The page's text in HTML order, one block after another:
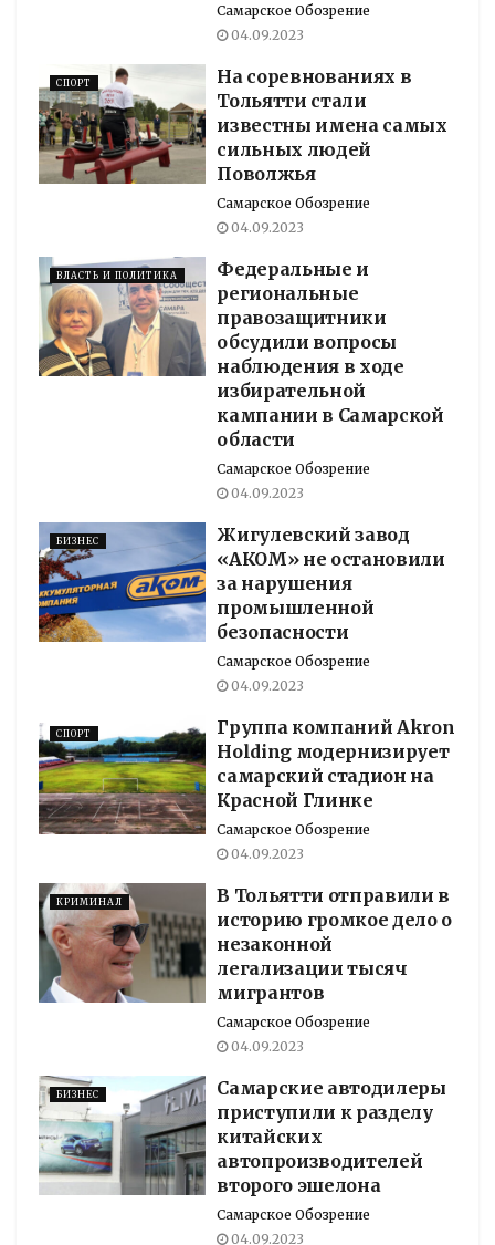
Самарское Обозрение
04.09.2023
СПОРТ
На соревнованиях в
Тольятти стали
известны имена самых
сильных людей
Поволжья
Самарское Обозрение
04.09.2023
ВЛАСТЬ И ПОЛИТИКА
Федеральные и
региональные
правозащитники
обсудили вопросы
наблюдения в ходе
избирательной
кампании в Самарской
области
Самарское Обозрение
04.09.2023
БИЗНЕС
Жигулевский завод
«АКОМ» не остановили
за нарушения
промышленной
безопасности
Самарское Обозрение
04.09.2023
СПОРТ
Группа компаний Akron
Holding модернизирует
самарский стадион на
Красной Глинке
Самарское Обозрение
04.09.2023
КРИМИНАЛ
В Тольятти отправили в
историю громкое дело о
незаконной
легализации тысяч
мигрантов
Самарское Обозрение
04.09.2023
БИЗНЕС
Самарские автодилеры
приступили к разделу
китайских
автопроизводителей
второго эшелона
Самарское Обозрение
04.09.2023